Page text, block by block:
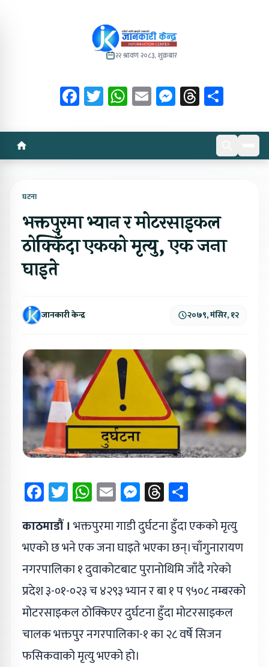
२२ श्रावण २०८३, शुक्रबार
Facebook
Twitter
WhatsApp
EmailMessenger
Threads
घटना
भक्तपुरमा भ्यान र मोटरसाइकल
ठोक्किँदा एकको मृत्यु, एक जना
घाइते
जानकारी केन्द्र २०७९, मंसिर, १२
Facebook
Twitter
WhatsApp
EmailMessenger
Threads
काठमाडौं । भक्तपुरमा गाडी दुर्घटना हुँदा एकको मृत्यु
भएको छ भने एक जना घाइते भएका छन्।चाँगुनारायण
नगरपालिका १ दुवाकोटबाट पुरानोथिमि जाँदै गरेको
प्रदेश ३-०१-०२३ च ४२९३ भ्यान र बा १ प ९५०८ नम्बरको
मोटरसाइकल ठोक्किएर दुर्घटना हुँदा मोटरसाइकल
चालक भक्तपुर नगरपालिका-१ का २८ वर्षे सिजन
फसिकवाको मृत्यु भएको हो।